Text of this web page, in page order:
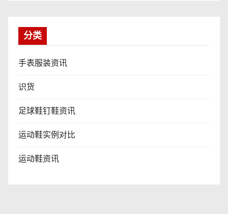
分类
手表服装资讯
识货
足球鞋钉鞋资讯
运动鞋实例对比
运动鞋资讯